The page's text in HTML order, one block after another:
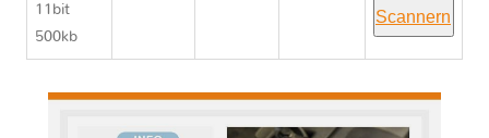
11bit
500kb
Scannern